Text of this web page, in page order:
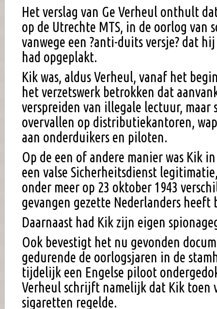
Het verslag van Ge Verheul onthult
op de Utrechte MTS, in de oorlog van
vanwege een ?anti-duits versje? dat
had opgeplakt.
Kik was, aldus Verheul, vanaf het
het verzetswerk betrokken dat
verspreiden van illegale lectuur, maar
overvallen op distributiekantoren,
aan onderduikers en piloten.
Op de een of andere manier was Kik
een valse Sicherheitsdienst
onder meer op 23 oktober 1943
gevangen gezette Nederlanders heeft
Daarnaast had Kik zijn eigen
Ook bevestigt het nu gevonden
gedurende de oorlogsjaren in de
tijdelijk een Engelse piloot
Verheul schrijft namelijk dat Kik toen
sigaretten regelde.